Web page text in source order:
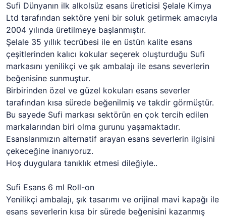
Sufi Dünyanın ilk alkolsüz esans üreticisi Şelale Kimya
Ltd tarafından sektöre yeni bir soluk getirmek amacıyla
2004 yılında üretilmeye başlanmıştır.
Şelale 35 yıllık tecrübesi ile en üstün kalite esans
çeşitlerinden kalıcı kokular seçerek oluşturduğu Sufi
markasını yenilikçi ve şık ambalajı ile esans severlerin
beğenisine sunmuştur.
Birbirinden özel ve güzel kokuları esans severler
tarafından kısa sürede beğenilmiş ve takdir görmüştür.
Bu sayede Sufi markası sektörün en çok tercih edilen
markalarından biri olma gurunu yaşamaktadır.
Esanslarımızın alternatif arayan esans severlerin ilgisini
çekeceğine inanıyoruz.
Hoş duygulara tanıklık etmesi dileğiyle..
Sufi Esans 6 ml Roll-on
Yenilikçi ambalajı, şık tasarımı ve orijinal mavi kapağı ile
esans severlerin kısa bir sürede beğenisini kazanmış